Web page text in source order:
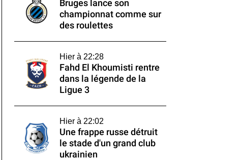
Bruges lance son
championnat comme sur
des roulettes
Hier à 22:28
Fahd El Khoumisti rentre
dans la légende de la
Ligue 3
Hier à 22:02
Une frappe russe détruit
le stade d'un grand club
ukrainien